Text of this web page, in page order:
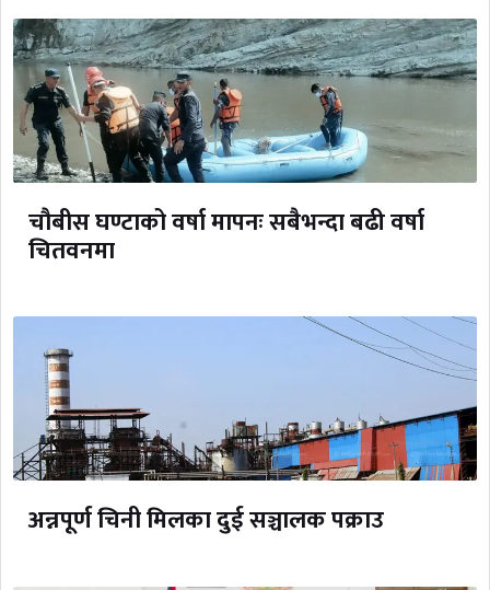
चौबीस घण्टाको वर्षा मापनः सबैभन्दा बढी वर्षा
चितवनमा
अन्नपूर्ण चिनी मिलका दुई सञ्चालक पक्राउ